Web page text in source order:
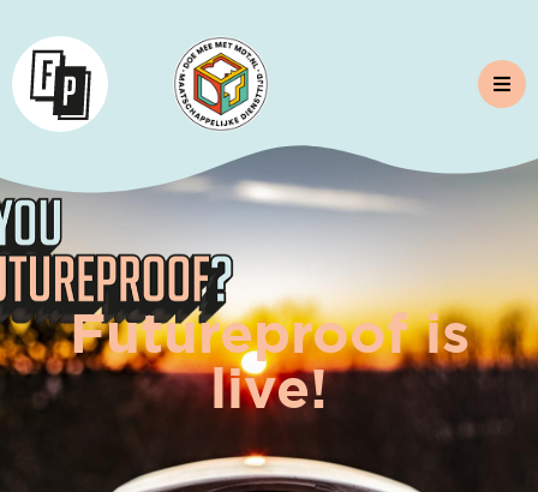
Futureproof is
live!